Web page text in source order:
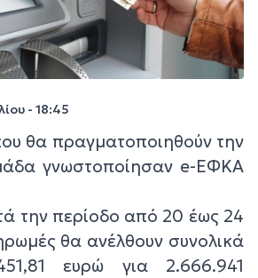
- 18:45
θα πραγματοποιηθούν την
γνωστοποίησαν e-ΕΦΚΑ
την περίοδο από 20 έως 24
θα ανέλθουν συνολικά
ευρώ για 2.666.941